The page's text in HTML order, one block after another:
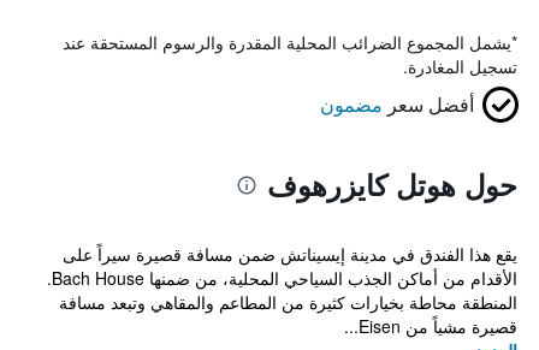
*يشمل المجموع الضرائب المحلية المقدرة والرسوم المستحقة عند
تسجيل المغادرة.
أفضل سعر مضمون
حول هوتل كايزرهوف
يقع هذا الفندق في مدينة إيسيناتش ضمن مسافة قصيرة سيراً على
الأقدام من أماكن الجذب السياحي المحلية، من ضمنها Bach House.
المنطقة محاطة بخيارات كثيرة من المطاعم والمقاهي وتبعد مسافة
قصيرة مشياً من Eisen...